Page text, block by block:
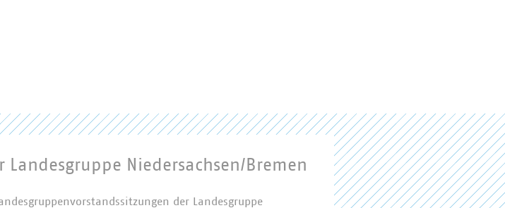
Niedersachsen/Bremen
der Landesgruppe